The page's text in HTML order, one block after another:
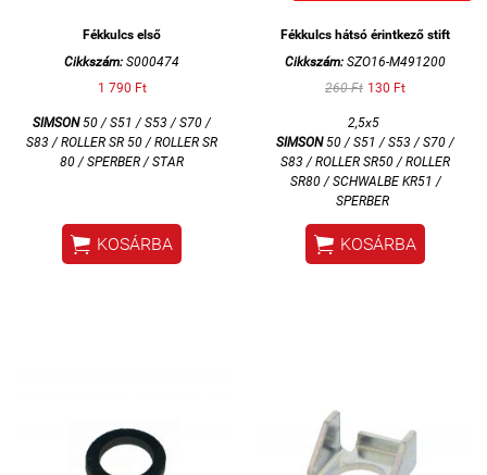
Fékkulcs első
Cikkszám: S000474
1 790 Ft
SIMSON50 / S51 / S53 / S70 /
S83 / ROLLER SR 50 / ROLLER SR
80 / SPERBER / STAR
 KOSÁRBA
Fékkulcs hátsó érintkező stift
Cikkszám: SZO16-M491200
260 Ft 130 Ft
2,5x5
SIMSON50 / S51 / S53 / S70 /
S83 / ROLLER SR50 / ROLLER
SR80 / SCHWALBE KR51 /
SPERBER
 KOSÁRBA